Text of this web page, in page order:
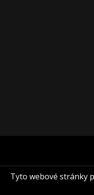
Tyto webové stránky